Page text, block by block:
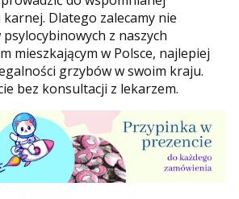
Dlatego zalecamy nie
z naszych
mieszkającym w Polsce, najlepiej
grzybów w swoim kraju.
bez konsultacji z lekarzem.